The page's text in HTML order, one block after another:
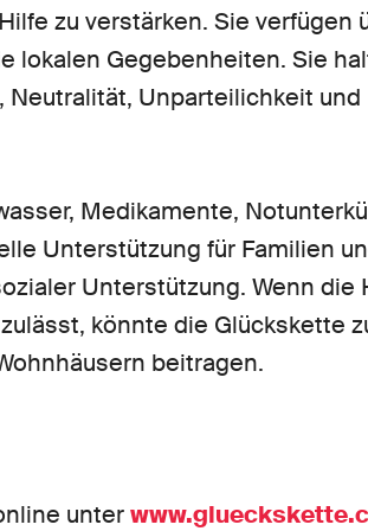
zu verstärken. Sie verfügen
lokalen Gegebenheiten. Sie
Unparteilichkeit und
Medikamente,
Unterstützung für Familien
Unterstützung. Wenn die
könnte die Glückskette
beitragen.
unter